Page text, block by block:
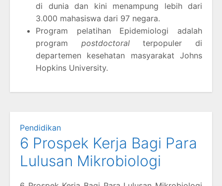
di dunia dan kini menampung lebih dari
3.000 mahasiswa dari 97 negara.
Program pelatihan Epidemiologi adalah
program postdoctoralterpopuler di
departemen kesehatan masyarakat Johns
Hopkins University.
Pendidikan
6 Prospek Kerja Bagi Para
Lulusan Mikrobiologi